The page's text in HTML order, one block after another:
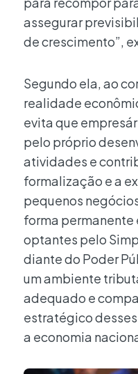
assegurar
de crescimento”,
Segundo ela, ao
realidade
evita que
pelo próprio
atividades e
formalização e a
pequenos
forma permanente
optantes pelo
diante do Poder
um ambiente
adequado e
estratégico
a economia